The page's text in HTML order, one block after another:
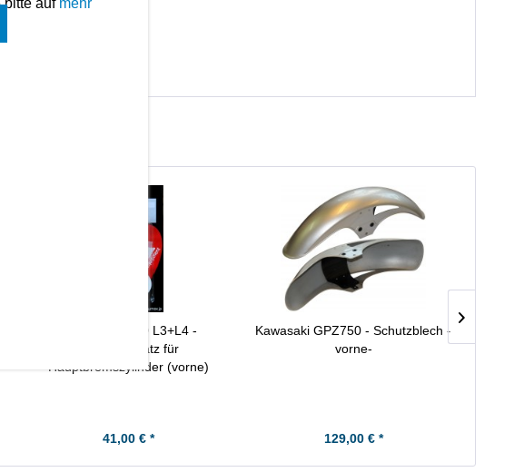
Kawasaki Z750 L3+L4 -
Reparatursatz für
Hauptbremszylinder (vorne)
41,00 € *
Kawasaki GPZ750 - Schutzblech -
vorne-
129,00 € *